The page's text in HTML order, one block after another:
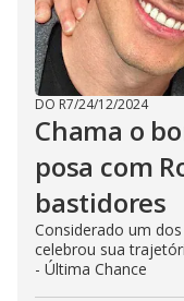
DO R7/24/12/2024
Chama o
posa com
bastidores
Considerado um
celebrou sua
- Última Chance